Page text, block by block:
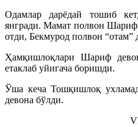
Одамлар дарёдай тошиб
янгради. Мамат полвон Шариф
отди, Бекмурод полвон “отам”
Ҳамқишлоқлари Шариф
етаклаб уйигача боришди.
Ўша кеча Тошқишлоқ
девона бўлди.